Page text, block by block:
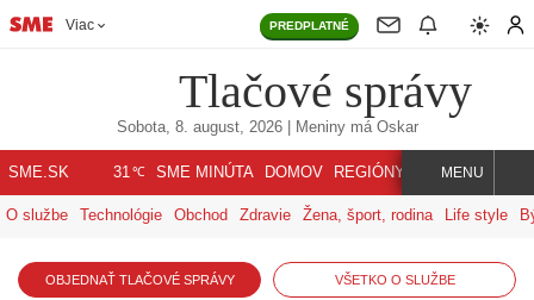
Viac PREDPLATNÉ
Tlačové správy
Sobota, 8. august, 2026| Meniny má Oskar
SME.SK 31℃ SME MINÚTA DOMOV REGIÓNY INDEX SVET
MENU
O službe Technológie Obchod Zdravie Žena, šport, rodina Life style
OBJEDNAŤ TLAČOVÉ SPRÁVY VŠETKO O SLUŽBE